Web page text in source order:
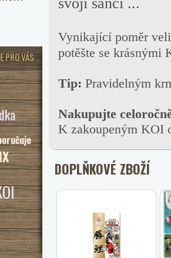
PRO VÁS
Vynikající poměr
potěšte se krásnými
Tip: Pravidelným
Nakupujte
K zakoupeným KOI
DOPLŇKOVÉ ZBOŽÍ